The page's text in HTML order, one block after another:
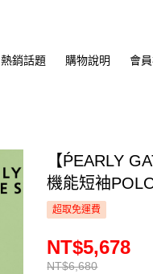
熱銷話題 購物說明 會
【ṔEARLY
機能短袖
超取免運費
NT$6,680
NT$5,678